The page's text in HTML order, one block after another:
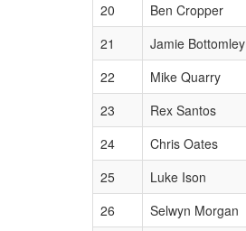
20
Ben Cropper
21
Jamie Bottomley
22
Mike Quarry
23
Rex Santos
24
Chris Oates
25
Luke Ison
26
Selwyn Morgan